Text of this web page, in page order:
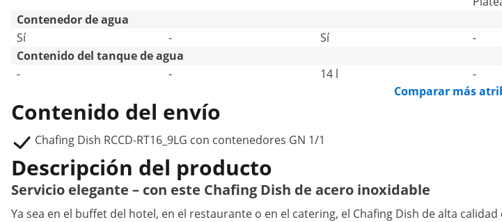
Contenedor de agua
Sí
- Sí -
Contenido del tanque de agua
-
- 14 l -
Comparar más
Contenido del envío
Chafing Dish RCCD-RT16_9LG con contenedores GN 1/1
Descripción del producto
Servicio elegante – con este Chafing Dish de acero inoxidable
Ya sea en el buffet del hotel, en el restaurante o en el catering, el Chafing Dish de alta